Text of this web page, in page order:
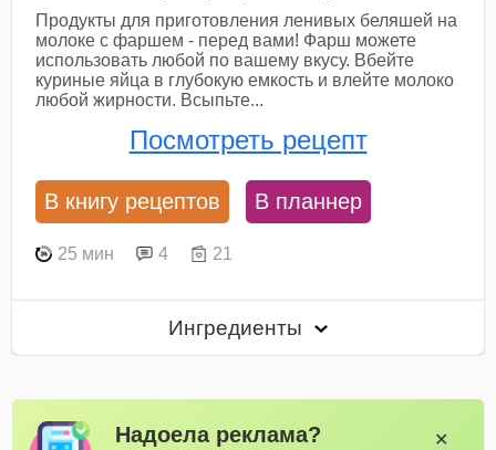
Продукты для приготовления ленивых беляшей на
молоке с фаршем - перед вами! Фарш можете
использовать любой по вашему вкусу. Вбейте
куриные яйца в глубокую емкость и влейте молоко
любой жирности. Всыпьте...
Посмотреть рецепт
В книгу рецептов В планнер
25 мин 4 21
Ингредиенты
Надоела реклама? ✕